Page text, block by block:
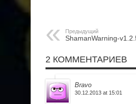
Предыдущий
ShamanWarning-
2 КОММЕНТАРИЕВ
Bravo
30.12.2013 at 15:01